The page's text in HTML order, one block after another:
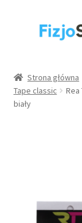
Przejdź
Przejdź
Wyposażenie
Strona główna
Tape classic
biały